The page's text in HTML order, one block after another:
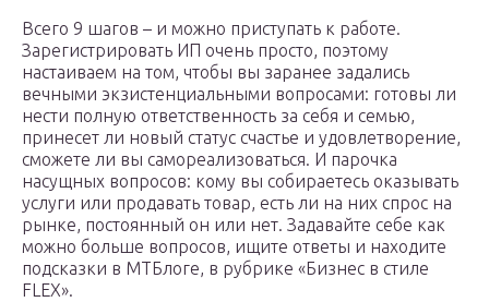
Всего 9 шагов – и можно приступать к работе.
Зарегистрировать ИП очень просто, поэтому
настаиваем на том, чтобы вы заранее задались
вечными экзистенциальными вопросами: готовы ли
нести полную ответственность за себя и семью,
принесет ли новый статус счастье и удовлетворение,
сможете ли вы самореализоваться. И парочка
насущных вопросов: кому вы собираетесь оказывать
услуги или продавать товар, есть ли на них спрос на
рынке, постоянный он или нет. Задавайте себе как
можно больше вопросов, ищите ответы и находите
подсказки в МТБлоге, в рубрике «Бизнес в стиле
FLEX».